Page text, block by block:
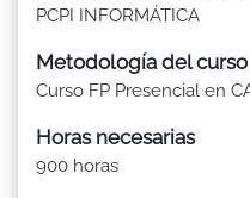
PCPI INFORMÁTICA
Metodología del curso
Curso FP Presencial en
Horas necesarias
900 horas